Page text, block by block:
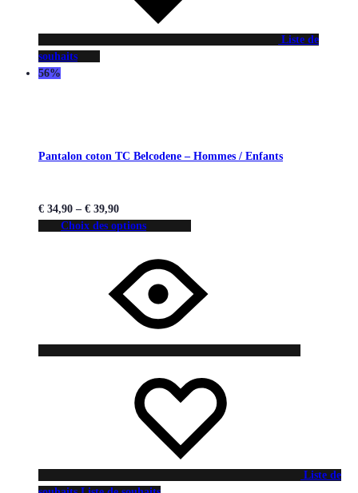
Liste de
souhaits
56%
Pantalon coton TC Belcodene – Hommes / Enfants
€ 34,90 – € 39,90
Choix des options
Liste de